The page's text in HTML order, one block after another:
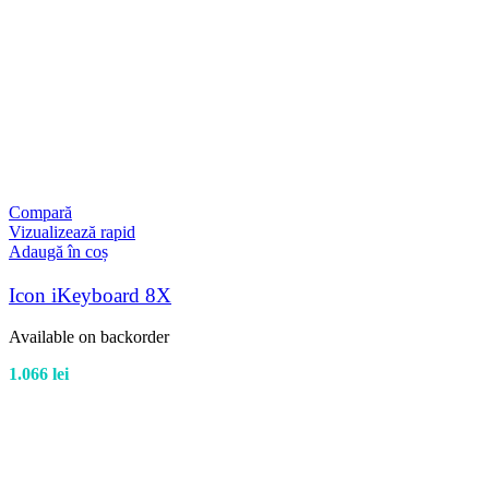
Compară
Vizualizează rapid
Adaugă în coș
Icon iKeyboard 8X
Available on backorder
1.066 lei